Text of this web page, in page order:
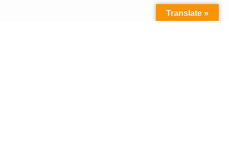
Translate »